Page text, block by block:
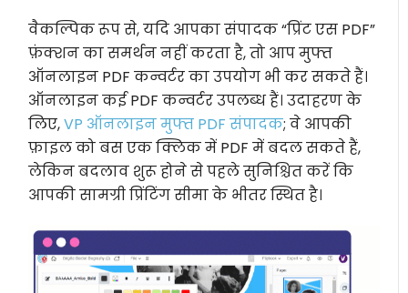
वैकल्पिक रूप से, यदि आपका संपादक “प्रिंट एस PDF”
फ़ंक्शन का समर्थन नहीं करता है, तो आप मुफ्त
ऑनलाइन PDF कन्वर्टर का उपयोग भी कर सकते हैं।
ऑनलाइन कई PDF कन्वर्टर उपलब्ध हैं। उदाहरण के
लिए,VP ऑनलाइन मुफ्त PDF संपादक; वे आपकी
फ़ाइल को बस एक क्लिक में PDF में बदल सकते हैं,
लेकिन बदलाव शुरू होने से पहले सुनिश्चित करें कि
आपकी सामग्री प्रिंटिंग सीमा के भीतर स्थित है।